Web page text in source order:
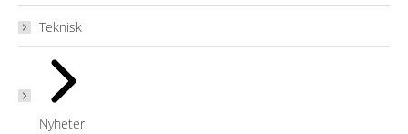
Teknisk
Nyheter